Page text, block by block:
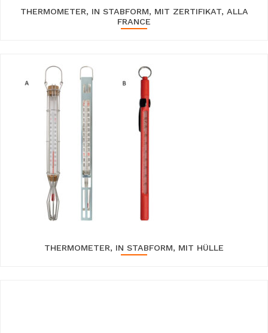
THERMOMETER, IN STABFORM, MIT ZERTIFIKAT, ALLA
FRANCE
THERMOMETER, IN STABFORM, MIT HÜLLE